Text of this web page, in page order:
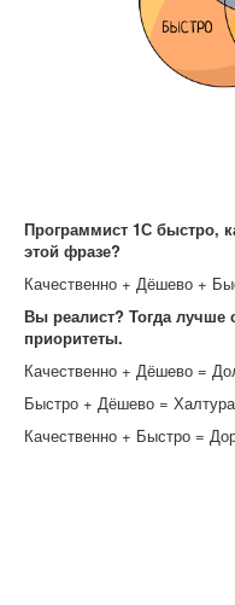
Программист 1С быстро,
этой фразе?
Качественно + Дёшево +
Вы реалист? Тогда лучше
приоритеты.
Качественно + Дёшево =
Быстро + Дёшево = Халтура
Качественно + Быстро =